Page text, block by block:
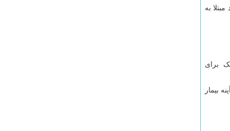
به
برای
بیمار